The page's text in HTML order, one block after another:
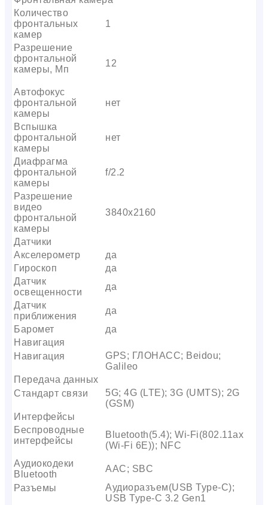
Количество
фронтальных
камер
1
Разрешение
фронтальной
камеры, Мп
12
Автофокус
фронтальной
камеры
нет
Вспышка
фронтальной
камеры
нет
Диафрагма
фронтальной
камеры
f/2.2
Разрешение
видео
фронтальной
камеры
3840х2160
Датчики
Акселерометр
да
Гироскоп
да
Датчик
освещенности
да
Датчик
приближения
да
Баромет
да
Навигация
Навигация
GPS; ГЛОНАСС; Beidou;
Galileo
Передача данных
Стандарт связи
5G; 4G (LTE); 3G (UMTS); 2G
(GSM)
Интерфейсы
Беспроводные
интерфейсы
Bluetooth(5.4); Wi-Fi(802.11ax
(Wi-Fi 6E)); NFC
Аудиокодеки
Bluetooth
AAC; SBC
Разъемы
Аудиоразъем(USB Type-C);
USB Type-C 3.2 Gen1